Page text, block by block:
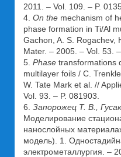
2011. – Vol. 109. – P.
4. On the mechanism of
phase formation in Ti/Al
Gachon, A. S. Rogachev,
Mater. – 2005. – Vol. 53.
5. Phase transformations
multilayer foils / C.
W. Tate Mark et al. //
Vol. 93. – P. 081903.
6. Запорожец Т. В.,
Моделирование
нанослойных
модель). 1.
электрометаллургия. –